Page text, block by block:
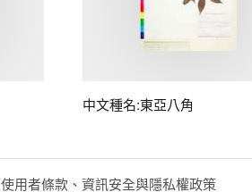
中文種名:東亞八角
使用者條款、資訊安全與隱私權政策